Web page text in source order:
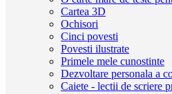
Cartea 3D
Ochisori
Cinci povesti
Povesti ilustrate
Primele mele cunostinte
Dezvoltare personala a
Caiete - lectii de scriere